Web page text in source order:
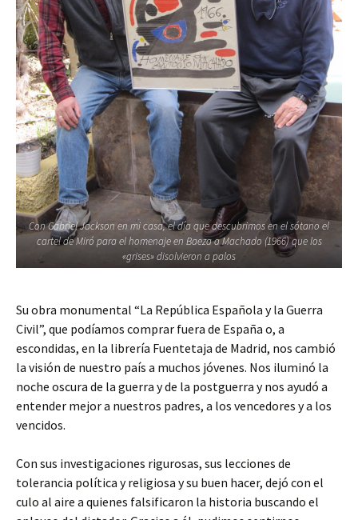
Con Gabriel Jackson en mi casa, el día que descubrimos en el sótano el
cartel de Miró para el homenaje en Baeza a Machado (1966) que los
«grises» disolvieron a palos
Su obra monumental “La República Española y la Guerra
Civil”, que podíamos comprar fuera de España o, a
escondidas, en la librería Fuentetaja de Madrid, nos cambió
la visión de nuestro país a muchos jóvenes. Nos iluminó la
noche oscura de la guerra y de la postguerra y nos ayudó a
entender mejor a nuestros padres, a los vencedores y a los
vencidos.
Con sus investigaciones rigurosas, sus lecciones de
tolerancia política y religiosa y su buen hacer, dejó con el
culo al aire a quienes falsificaron la historia buscando el